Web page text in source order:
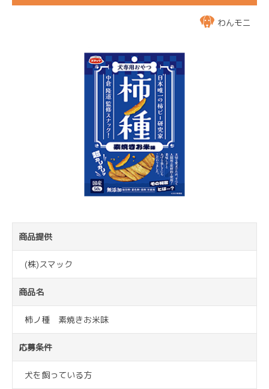
わんモニ
商品提供
(株)スマック
商品名
柿ノ種 素焼きお米味
応募条件
犬を飼っている方